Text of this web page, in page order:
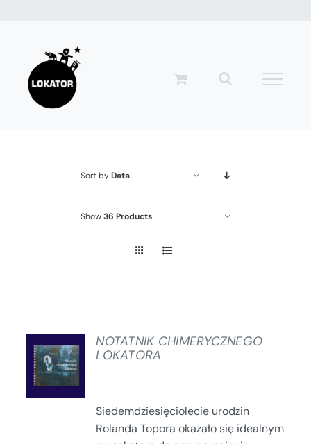
zawartości
Sort byData
Show36 Products
SZCZEGÓŁY
NOTATNIK CHIMERYCZNEGO
LOKATORA
Siedemdziesięciolecie urodzin
Rolanda Topora okazało się idealnym